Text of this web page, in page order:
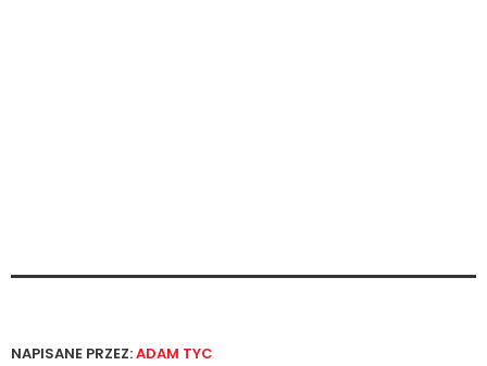
NAPISANE PRZEZ:ADAM TYC